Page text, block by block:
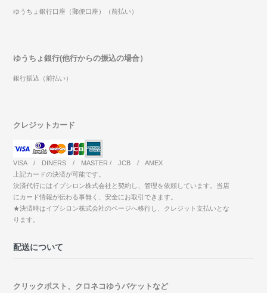
ゆうちょ銀行口座（郵便口座）（前払い）
ゆうちょ銀行(他行からの振込の場合）
銀行振込（前払い）
クレジットカード
VISA / DINERS / MASTER / JCB / AMEX
上記カードの決済が可能です。
決済代行にはイプシロン株式会社と契約し、管理を依頼しています。当店
にカード情報が伝わる事無く、安全にお取引できます。
★決済時はイプシロン株式会社のページへ移行し、クレジット支払いとな
ります。
配送について
クリックポスト、クロネコゆうパケットなど